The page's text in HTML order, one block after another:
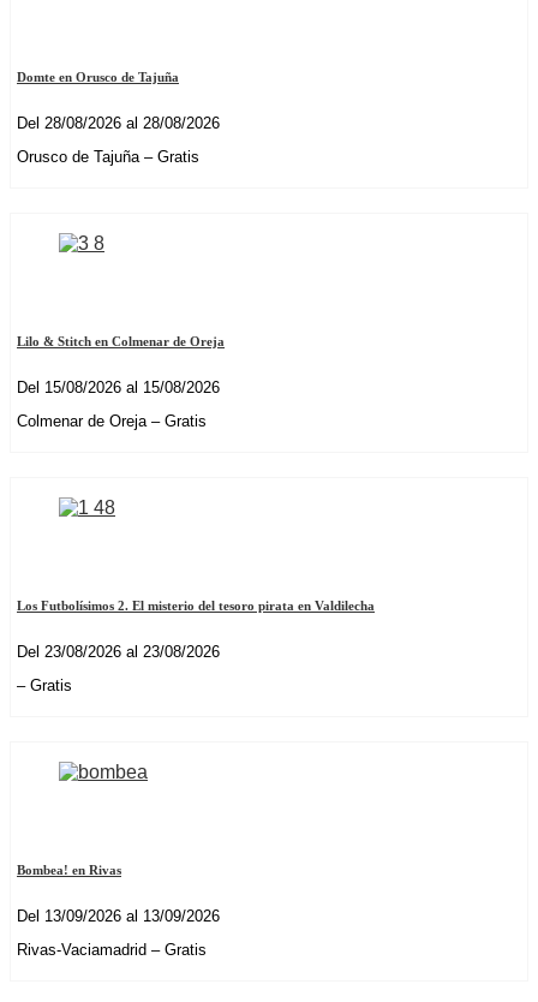
Domte en Orusco de Tajuña
Del 28/08/2026 al 28/08/2026
Orusco de Tajuña – Gratis
Lilo & Stitch en Colmenar de Oreja
Del 15/08/2026 al 15/08/2026
Colmenar de Oreja – Gratis
Los Futbolísimos 2. El misterio del tesoro pirata en Valdilecha
Del 23/08/2026 al 23/08/2026
– Gratis
Bombea! en Rivas
Del 13/09/2026 al 13/09/2026
Rivas-Vaciamadrid – Gratis